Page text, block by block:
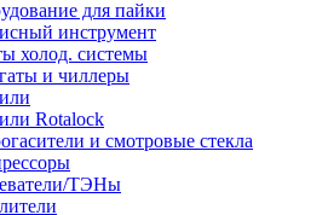
для пайки
инструмент
холод. системы
и чиллеры
Rotalock
и смотровые стекла
ТЭНы